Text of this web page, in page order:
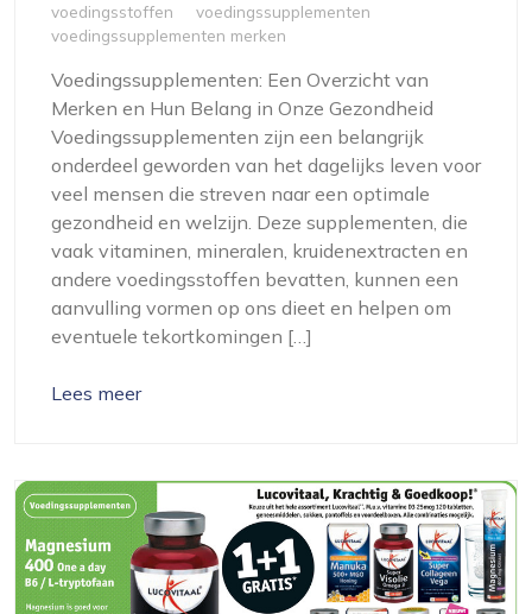
voedingsstoffen
voedingssupplementen
voedingssupplementen merken
Voedingssupplementen: Een Overzicht van
Merken en Hun Belang in Onze Gezondheid
Voedingssupplementen zijn een belangrijk
onderdeel geworden van het dagelijks leven voor
veel mensen die streven naar een optimale
gezondheid en welzijn. Deze supplementen, die
vaak vitaminen, mineralen, kruidenextracten en
andere voedingsstoffen bevatten, kunnen een
aanvulling vormen op ons dieet en helpen om
eventuele tekortkomingen […]
Lees meer